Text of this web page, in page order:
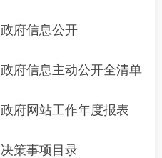
政府信息公开
政府信息主动公开全清单
政府网站工作年度报表
决策事项目录